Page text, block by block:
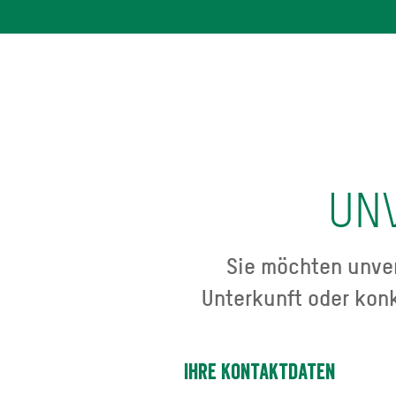
Sie möchten
Unterkunft oder
Ihre Kontaktdaten